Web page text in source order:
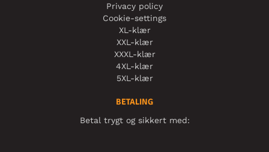
Privacy policy
Cookie-settings
XL-klær
XXL-klær
XXXL-klær
4XL-klær
5XL-klær
BETALING
Betal trygt og sikkert med: